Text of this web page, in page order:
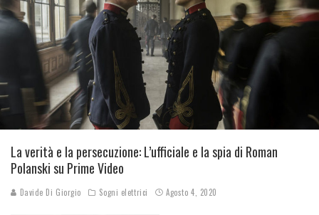
La verità e la persecuzione: L’ufficiale e la spia di Roman
Polanski su Prime Video
Davide Di Giorgio Sogni elettrici Agosto 4, 2020